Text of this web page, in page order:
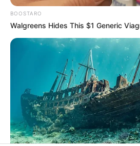
BOOSTARO
Walgreens Hides This $1 Generic